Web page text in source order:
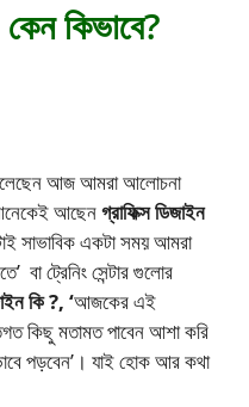
কিভাবে?
আজ আমরা আলোচনা
আছেনগ্রাফিক্স ডিজাইন
সাভাবিক একটা সময় আমরা
বা ট্রেনিং সেন্টার গুলোর
কি ?, ‘আজকের এই
কিছু মতামত পাবেন আশা করি
পড়বেন’। যাই হোক আর কথা